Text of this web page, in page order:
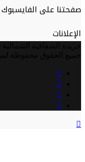
صفحتنا على الفايسبوك
الإعلانات